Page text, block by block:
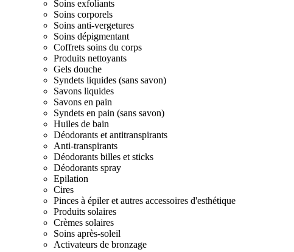
Soins exfoliants
Soins corporels
Soins anti-vergetures
Soins dépigmentant
Coffrets soins du corps
Produits nettoyants
Gels douche
Syndets liquides (sans savon)
Savons liquides
Savons en pain
Syndets en pain (sans savon)
Huiles de bain
Déodorants et antitranspirants
Anti-transpirants
Déodorants billes et sticks
Déodorants spray
Epilation
Cires
Pinces à épiler et autres accessoires d'esthétique
Produits solaires
Crèmes solaires
Soins après-soleil
Activateurs de bronzage